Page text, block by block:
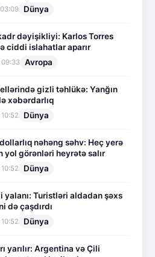
Dünya
dəyişikliyi: Karlos Torres
ciddi islahatlar aparır
09:33 Avropa
gizli təhlükə: Yanğın
xəbərdarlıq
Dünya
nəhəng səhv: Heç yerə
yol görənləri heyrətə salır
Dünya
yalanı: Turistləri aldadan şəxs
də çaşdırdı
Dünya
yarılır: Argentina və Çili